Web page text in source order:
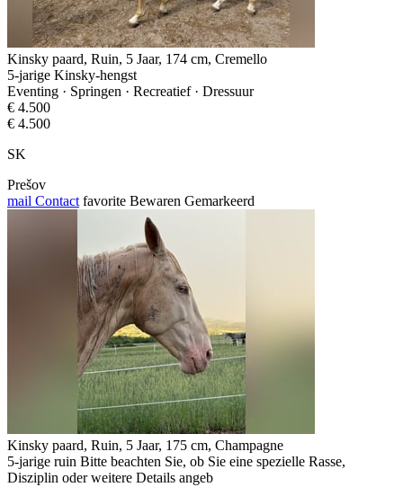
Kinsky paard, Ruin, 5 Jaar, 174 cm, Cremello
5-jarige Kinsky-hengst
Eventing · Springen · Recreatief · Dressuur
€ 4.500
€ 4.500
SK
Prešov
mail Contact favorite Bewaren Gemarkeerd
Kinsky paard, Ruin, 5 Jaar, 175 cm, Champagne
5-jarige ruin Bitte beachten Sie, ob Sie eine spezielle Rasse,
Disziplin oder weitere Details angeb